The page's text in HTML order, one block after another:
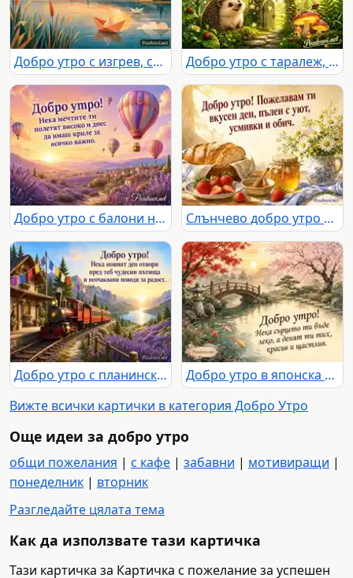
Добро утро с изгрев, спокойно езеро, планини и пожелание за щастлив ден Добро утро с таралеж, слънчоглед и приказна градина
Добро утро с балони над лавандулова долина при златен изгрев Слънчево добро утро с хляб, ягоди, мед и маргаритки
Добро утро с планински влак, изгрев, езеро и лавандулови поля
Добро утро в японска градина с кои, мост и пожелание за красив ден
Вижте всички картички в категория Добро Утро
Още идеи за добро утро
общи пожелания | с кафе | забавни | мотивиращи |
понеделник | вторник
Разгледайте цялата тема
Как да използвате тази картичка
Тази картичка за Картичка с пожелание за успешен